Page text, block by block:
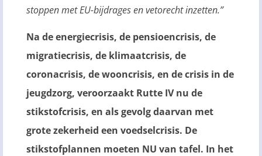
stoppen met EU-bijdrages en vetorecht inzetten.”
Na de energiecrisis, de pensioencrisis, de
migratiecrisis, de klimaatcrisis, de
coronacrisis, de wooncrisis, en de crisis in de
jeugdzorg, veroorzaakt Rutte IV nu de
stikstofcrisis, en als gevolg daarvan met
grote zekerheid een voedselcrisis. De
stikstofplannen moeten NU van tafel. In het